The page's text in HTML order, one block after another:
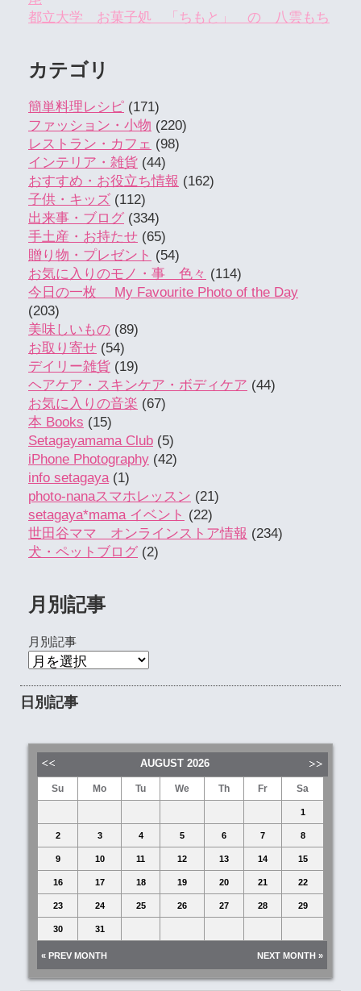
都立大学 お菓子処 「ちもと」 の 八雲もち
カテゴリ
簡単料理レシピ (171)
ファッション・小物 (220)
レストラン・カフェ (98)
インテリア・雑貨 (44)
おすすめ・お役立ち情報 (162)
子供・キッズ (112)
出来事・ブログ (334)
手土産・お持たせ (65)
贈り物・プレゼント (54)
お気に入りのモノ・事 色々 (114)
今日の一枚 My Favourite Photo of the Day
(203)
美味しいもの (89)
お取り寄せ (54)
デイリー雑貨 (19)
ヘアケア・スキンケア・ボディケア (44)
お気に入りの音楽 (67)
本 Books (15)
Setagayamama Club (5)
iPhone Photography (42)
info setagaya(1)
photo-nanaスマホレッスン (21)
setagaya*mama イベント (22)
世田谷ママ オンラインストア情報 (234)
犬・ペットブログ (2)
月別記事
月別記事
日別記事
AUGUST 2026
Su Mo Tu We Th Fr Sa
1
2 3 4 5 6 7 8
9 10 11 12 13 14 15
16 17 18 19 20 21 22
23 24 25 26 27 28 29
30 31
« PREV MONTH NEXT MONTH »